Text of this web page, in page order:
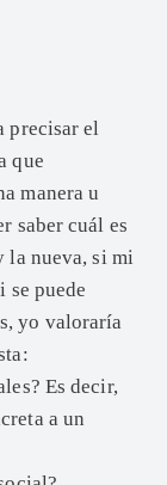
precisar el
que
manera u
saber cuál es
la nueva, si mi
se puede
yo valoraría
Es decir,
a un